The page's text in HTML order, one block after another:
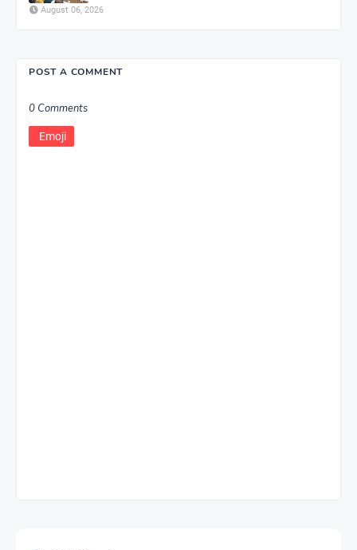
August 06, 2026
POST A COMMENT
0 Comments
Emoji